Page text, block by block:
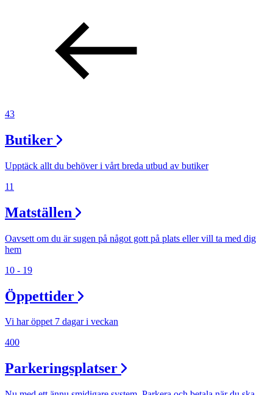
43
Butiker
Upptäck allt du behöver i vårt breda utbud av butiker
11
Matställen
Oavsett om du är sugen på något gott på plats eller vill ta med dig
hem
10 - 19
Öppettider
Vi har öppet 7 dagar i veckan
400
Parkeringsplatser